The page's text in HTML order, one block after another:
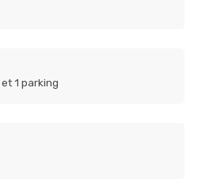
1 parking